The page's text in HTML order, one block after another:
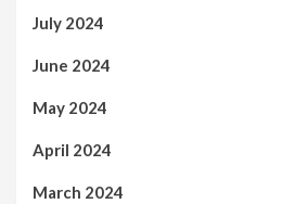
July 2024
June 2024
May 2024
April 2024
March 2024